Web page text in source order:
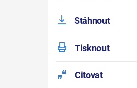
Stáhnout
Tisknout
Citovat